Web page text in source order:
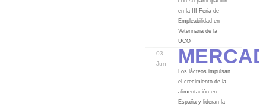
en la III Feria de
Empleabilidad en
Veterinaria de la
UCO
03
Jun
Los lácteos impulsan
el crecimiento de la
alimentación en
España y lideran la